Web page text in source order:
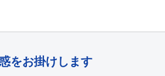
をお掛けします